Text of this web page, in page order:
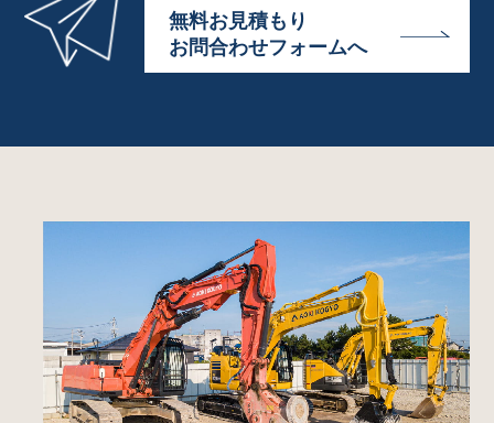
無料お見積もり
お問合わせフォームへ